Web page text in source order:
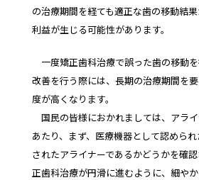
の治療期間を経ても適正な歯の移動結
利益が生じる可能性があります。
一度矯正歯科治療で誤った歯の移動
改善を行う際には、長期の治療期間を
度が高くなります。
国民の皆様におかれましては、アラ
あたり、まず、医療機器として認めら
されたアライナーであるかどうかを確
正歯科治療が円滑に進むように、細や